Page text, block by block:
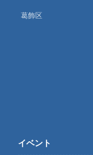
葛飾区
イベント